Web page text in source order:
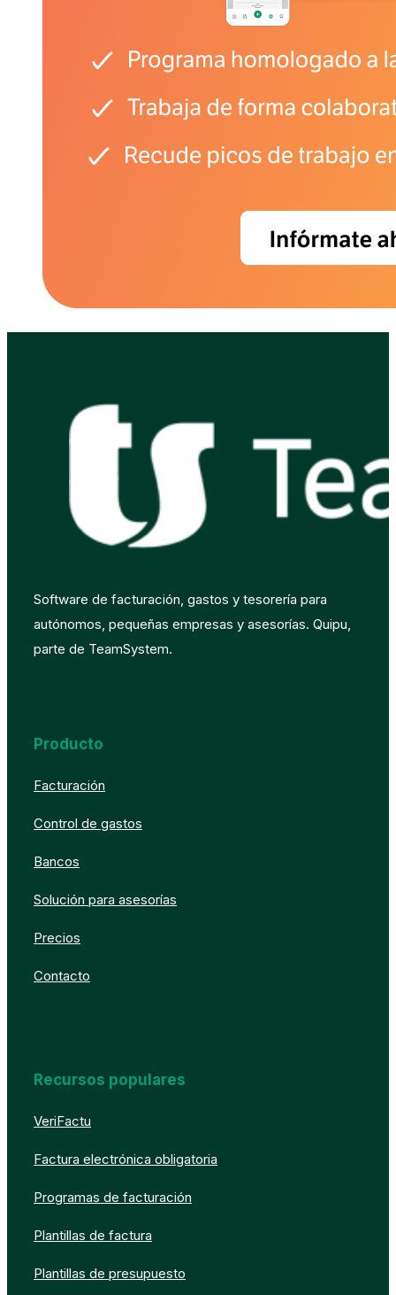
Software de facturación, gastos y tesorería para
autónomos, pequeñas empresas y asesorías. Quipu,
parte de TeamSystem.
Producto
Facturación
Control de gastos
Bancos
Solución para asesorías
Precios
Contacto
Recursos populares
VeriFactu
Factura electrónica obligatoria
Programas de facturación
Plantillas de factura
Plantillas de presupuesto